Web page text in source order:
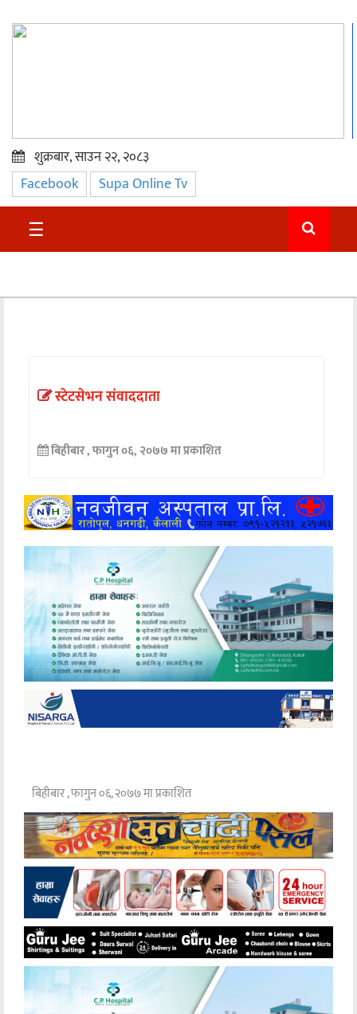
प्रमुख
समाचार
सुदुर
अन्तर्वार्ता
खेलकुद
अन्य
शुक्रबार, साउन २२, २०८३
Facebook Supa Online Tv
☰
स्टेटसेभन संवाददाता
बिहीबार , फागुन ०६, २०७७ मा प्रकाशित
बिहीबार , फागुन ०६, २०७७ मा प्रकाशित